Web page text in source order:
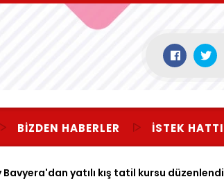
BIZDEN HABERLER İSTEK HATTI
Bavyera'dan yatılı kış tatil kursu düzenlendi